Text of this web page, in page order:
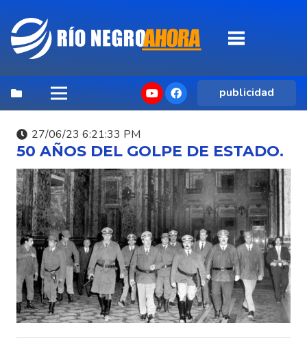
publicidad
27/06/23 6:21:33 PM
50 AÑOS DEL GOLPE DE ESTADO.